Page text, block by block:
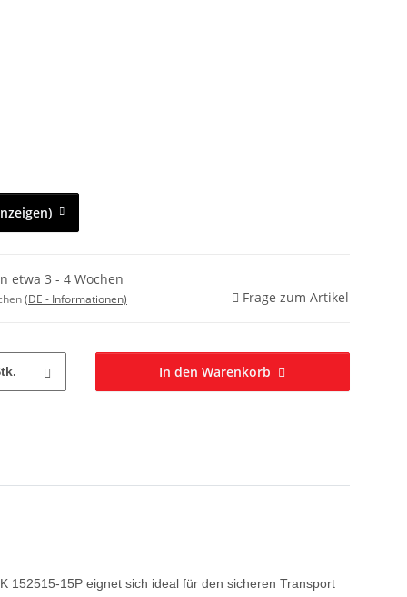
etwa 3 - 4 Wochen
(DE - Informationen) Frage zum Artikel
In den Warenkorb
152515-15P eignet sich ideal für den sicheren Transport